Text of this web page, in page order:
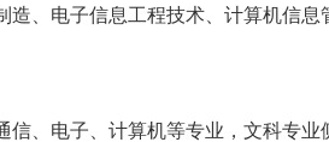
、电子信息工程技术、计算机信息
信、电子、计算机等专业，文科专